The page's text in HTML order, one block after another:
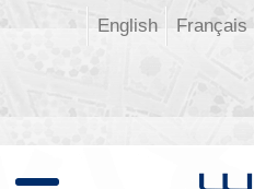
Français
English